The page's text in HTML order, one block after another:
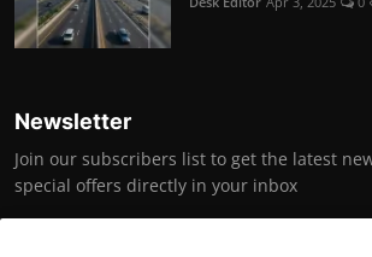
Newsletter
Join our subscribers list to get the latest
special offers directly in your inbox